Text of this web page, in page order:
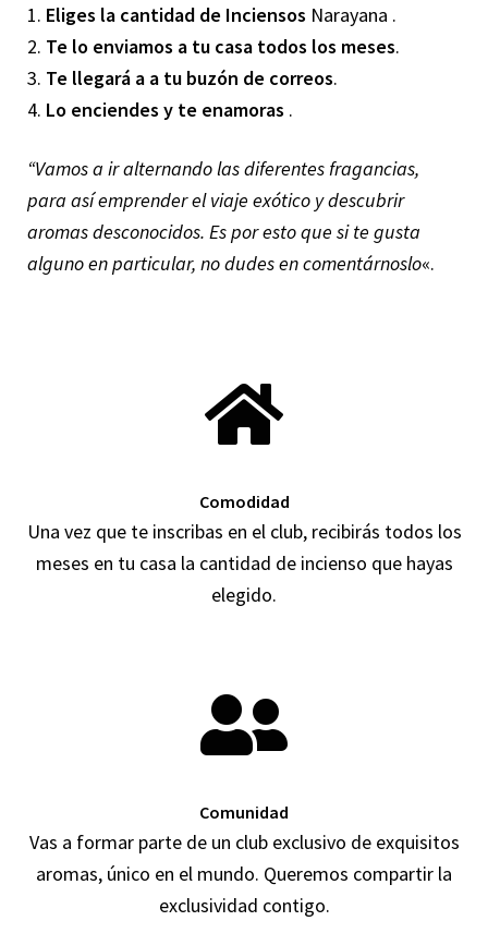
1. Eliges la cantidad de Inciensos Narayana .
2. Te lo enviamos a tu casa todos los meses.
3. Te llegará a a tu buzón de correos.
4. Lo enciendes y te enamoras .
“Vamos a ir alternando las diferentes fragancias,
para así emprender el viaje exótico y descubrir
aromas desconocidos. Es por esto que si te gusta
alguno en particular, no dudes en comentárnoslo«.
Comodidad
Una vez que te inscribas en el club, recibirás todos los
meses en tu casa la cantidad de incienso que hayas
elegido.
Comunidad
Vas a formar parte de un club exclusivo de exquisitos
aromas, único en el mundo. Queremos compartir la
exclusividad contigo.